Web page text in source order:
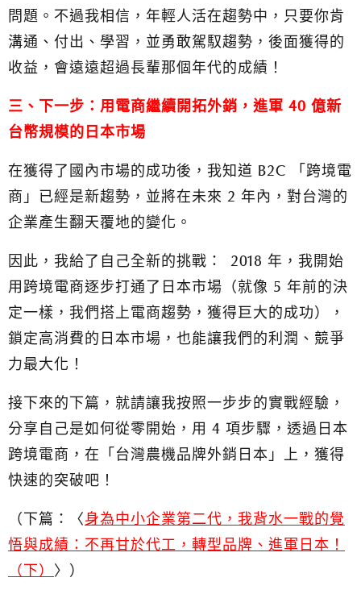
問題。不過我相信，年輕人活在趨勢中，只要你肯
溝通、付出、學習，並勇敢駕馭趨勢，後面獲得的
收益，會遠遠超過長輩那個年代的成績！
三、下一步：用電商繼續開拓外銷，進軍 40 億新
台幣規模的日本市場
在獲得了國內市場的成功後，我知道 B2C 「跨境電
商」已經是新趨勢，並將在未來 2 年內，對台灣的
企業產生翻天覆地的變化。
因此，我給了自己全新的挑戰：
2018 年，我開始
用跨境電商逐步打通了日本市場（就像 5 年前的決
定一樣，我們搭上電商趨勢，獲得巨大的成功），
鎖定高消費的日本市場，也能讓我們的利潤、競爭
力最大化！
接下來的下篇，就請讓我按照一步步的實戰經驗，
分享自己是如何從零開始，用 4 項步驟，透過日本
跨境電商，在「台灣農機品牌外銷日本」上，獲得
快速的突破吧！
（下篇：〈身為中小企業第二代，我背水一戰的覺
悟與成績：不再甘於代工，轉型品牌、進軍日本！
（下） 〉）